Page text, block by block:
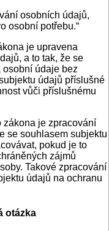
osobních údajů,
osobní potřebu.“
je upravena
a to tak, že se
údaje bez
údajů příslušné
vůči příslušnému
zákona je zpracování
se souhlasem subjektu
pokud je to
zájmů
Takové zpracování
údajů na ochranu
otázka